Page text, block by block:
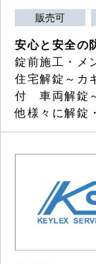
販売可
安心と安全の
錠前施工・メ
住宅解錠～カ
付 車両解錠
他様々に解錠